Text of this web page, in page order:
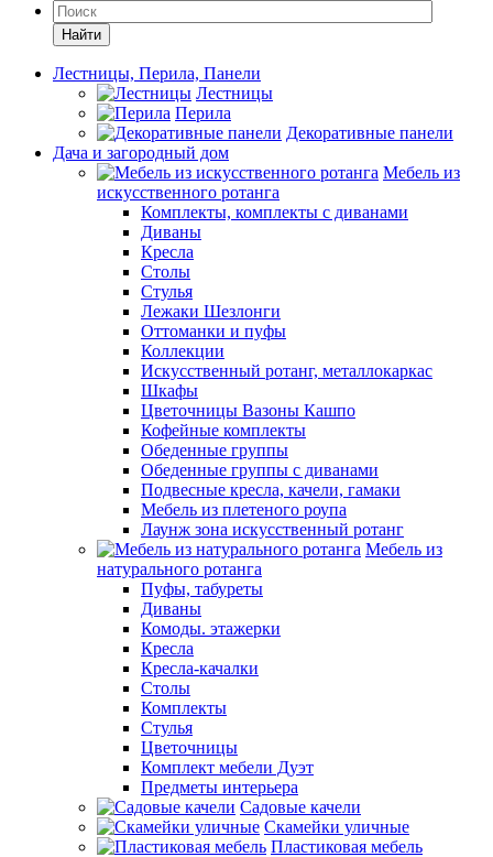
Найти
Лестницы, Перила, Панели
Лестницы
Перила
Декоративные панели
Дача и загородный дом
Мебель из
искусственного ротанга
Комплекты, комплекты с диванами
Диваны
Кресла
Столы
Стулья
Лежаки Шезлонги
Оттоманки и пуфы
Коллекции
Искусственный ротанг, металлокаркас
Шкафы
Цветочницы Вазоны Кашпо
Кофейные комплекты
Обеденные группы
Обеденные группы с диванами
Подвесные кресла, качели, гамаки
Мебель из плетеного роупа
Лаунж зона искусственный ротанг
Мебель из
натурального ротанга
Пуфы, табуреты
Диваны
Комоды. этажерки
Кресла
Кресла-качалки
Столы
Комплекты
Стулья
Цветочницы
Комплект мебели Дуэт
Предметы интерьера
Садовые качели
Скамейки уличные
Пластиковая мебель